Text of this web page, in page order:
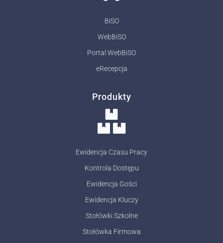
BiSO
WebBiSO
Portal WebBiSO
eRecepcja
Produkty
Ewidencja Czasu Pracy
Kontrola Dostępu
Ewidencja Gości
Ewidencja Kluczy
Stołówki Szkolne
Stołówka Firmowa